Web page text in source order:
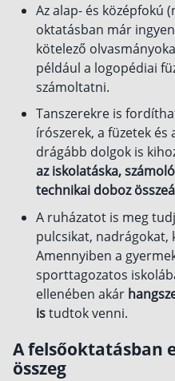
emellett olyan
szülés vagy a
Az alap- és középfokú
oktatásban már
kötelező
például a logopédiai
számoltatni.
Tanszerekre is
írószerek, a füzetek és
drágább dolgok is
az iskolatáska,
technikai doboz
A ruházatot is meg
pulcsikat, nadrágokat,
Amennyiben a
sporttagozatos
ellenében akár
istudtok venni.
A felsőoktatásban
összeg